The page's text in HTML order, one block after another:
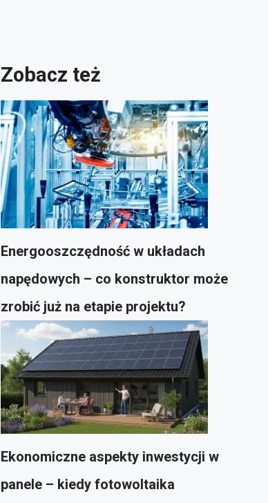
Zobacz też
Energooszczędność w układach
napędowych – co konstruktor może
zrobić już na etapie projektu?
Ekonomiczne aspekty inwestycji w
panele – kiedy fotowoltaika